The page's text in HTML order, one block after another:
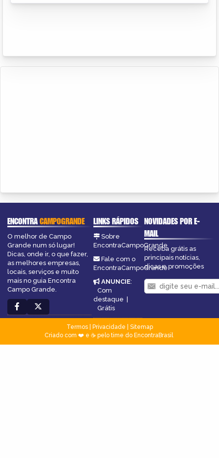
ENCONTRACAMPOGRANDE
O melhor de Campo
Grande num só lugar!
Dicas, onde ir, o que fazer,
as melhores empresas,
locais, serviços e muito
mais no guia Encontra
Campo Grande.
LINKS RÁPIDOS
Sobre
EncontraCampoGrande
Fale com o
EncontraCampoGrande
ANUNCIE:
Com
destaque |
Grátis
NOVIDADES POR E-
MAIL
Receba grátis as
principais notícias,
dicas e promoções
Termos| Privacidade
Sitemap
Criado com ❤️ e ☕ pelo time do EncontraBrasil